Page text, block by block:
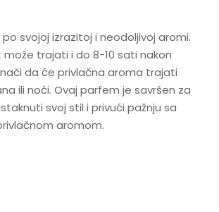
po svojoj izrazitoj i neodoljivoj aromi.
trajati i do 8-10 sati nakon
da će privlačna aroma trajati
ili noći. Ovaj parfem je savršen za
svoj stil i privući pažnju sa
aromom.